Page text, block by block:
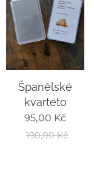
Španělské
kvarteto
95,00 Kč
190,00Kč